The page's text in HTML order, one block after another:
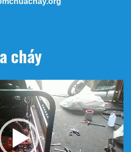
00:35
Tnhh Đầu Tư Kỹ